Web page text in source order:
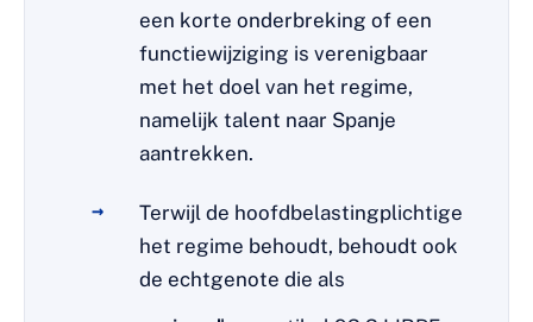
een korte onderbreking of een
functiewijziging is verenigbaar
met het doel van het regime,
namelijk talent naar Spanje
aantrekken.
Terwijl de hoofdbelastingplichtige
het regime behoudt, behoudt ook
de echtgenote die als